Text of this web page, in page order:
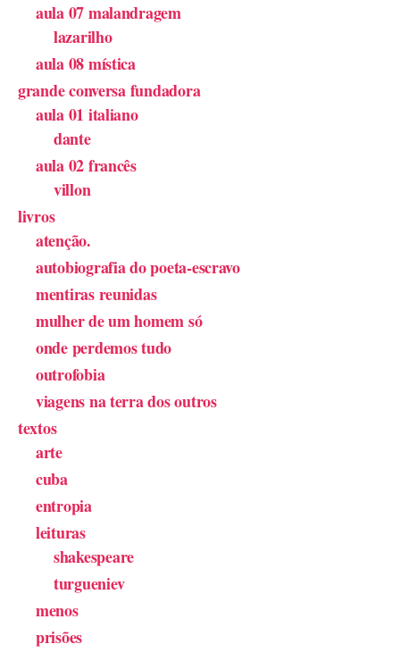
aula 07 malandragem
lazarilho
aula 08 mística
grande conversa fundadora
aula 01 italiano
dante
aula 02 francês
villon
livros
atenção.
autobiografia do poeta-escravo
mentiras reunidas
mulher de um homem só
onde perdemos tudo
outrofobia
viagens na terra dos outros
textos
arte
cuba
entropia
leituras
shakespeare
turgueniev
menos
prisões